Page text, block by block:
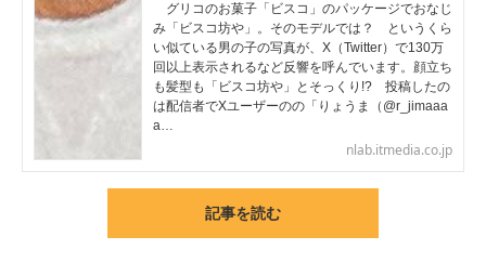
グリコのお菓子「ビスコ」のパッケージでおなじ
み「ビスコ坊や」。そのモデルでは？ というくら
い似ている男の子の写真が、X（Twitter）で130万
回以上表示されるなど反響を呼んでいます。顔立ち
も髪型も「ビスコ坊や」とそっくり!? 投稿したの
は配信者でXユーザーのの「りょうま（@r_jimaaa
a…
nlab.itmedia.co.jp
記事を読む